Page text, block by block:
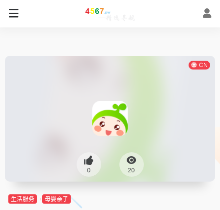
CN
0 20
生活服务 母婴亲子